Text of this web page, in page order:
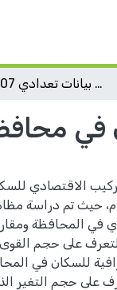
التركيب الاقتصادي للسكان في محافظة جنين حسب بيانات تعدادي 2007 و2017
محافظة
الاقتصادي
تعدادي 2007م و2017م، حيث
على حجم القوى
للسكان في
على حجم التغير